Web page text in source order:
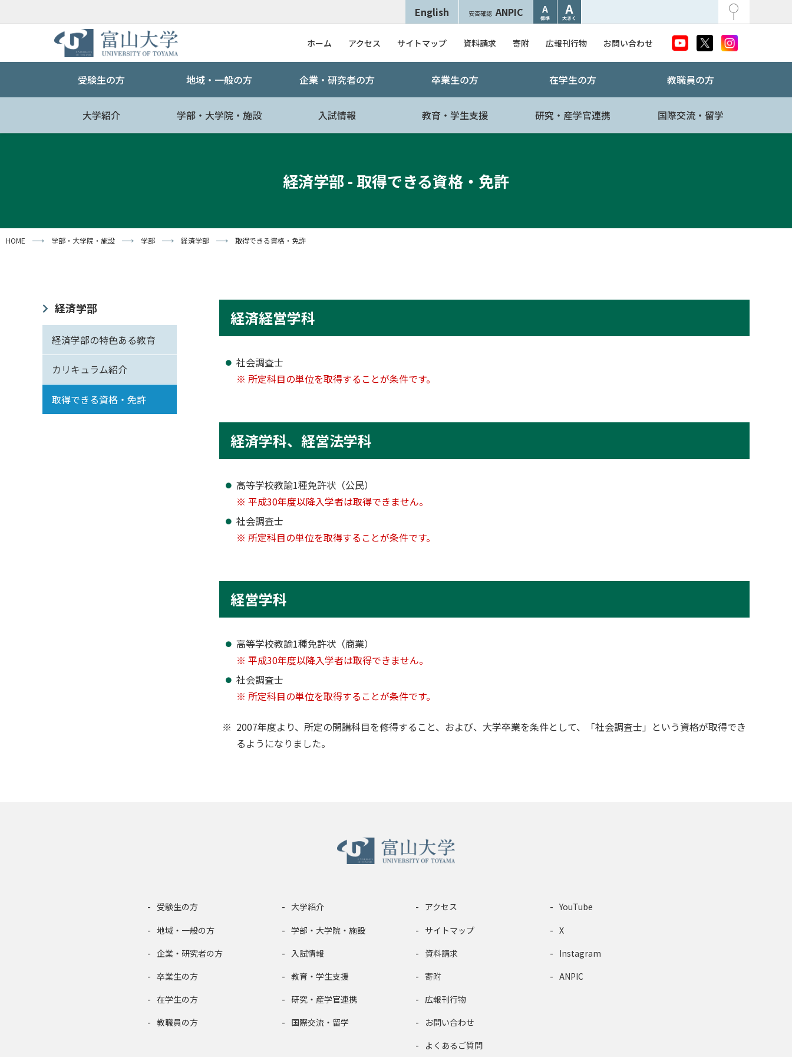
English 安否確認 ANPIC
ホーム アクセス サイトマップ 資料請求 寄附 広報刊行物 お問い合わせ
受験生の方 地域・一般の方 企業・研究者の方 卒業生の方 在学生の方 教職員の方
大学紹介 学部・大学院・施設 入試情報 教育・学生支援 研究・産学官連携 国際交流・留学
経済学部 - 取得できる資格・免許
HOME 学部・大学院・施設 学部 経済学部 取得できる資格・免許
経済学部
経済学部の特色ある教育
カリキュラム紹介
取得できる資格・免許
経済経営学科
社会調査士
※ 所定科目の単位を取得することが条件です。
経済学科、経営法学科
高等学校教諭1種免許状（公民）
※ 平成30年度以降入学者は取得できません。
社会調査士
※ 所定科目の単位を取得することが条件です。
経営学科
高等学校教諭1種免許状（商業）
※ 平成30年度以降入学者は取得できません。
社会調査士
※ 所定科目の単位を取得することが条件です。
2007年度より、所定の開講科目を修得すること、および、大学卒業を条件として、「社会調査士」という資格が取得でき
るようになりました。
受験生の方
地域・一般の方
企業・研究者の方
卒業生の方
在学生の方
教職員の方
大学紹介
学部・大学院・施設
入試情報
教育・学生支援
研究・産学官連携
国際交流・留学
アクセス
サイトマップ
資料請求
寄附
広報刊行物
お問い合わせ
よくあるご質問
YouTube
X
Instagram
ANPIC